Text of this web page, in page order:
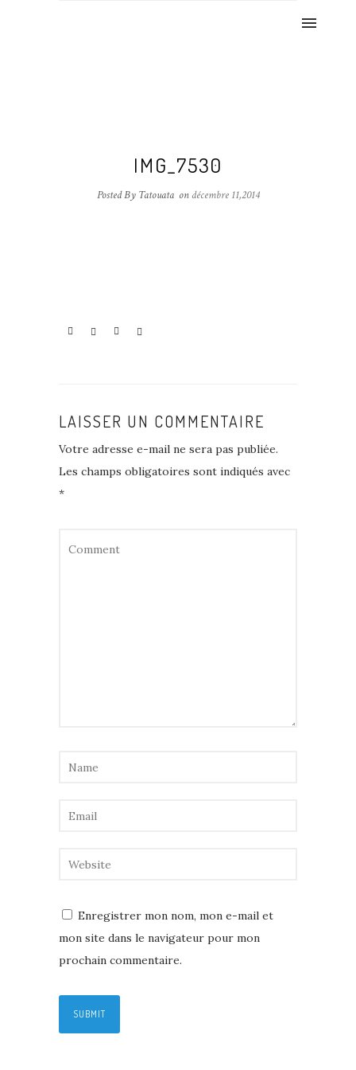
IMG_7530
Posted By Tatouata on décembre 11,2014
LAISSER UN COMMENTAIRE
Votre adresse e-mail ne sera pas publiée.
Les champs obligatoires sont indiqués avec
*
Enregistrer mon nom, mon e-mail et
mon site dans le navigateur pour mon
prochain commentaire.